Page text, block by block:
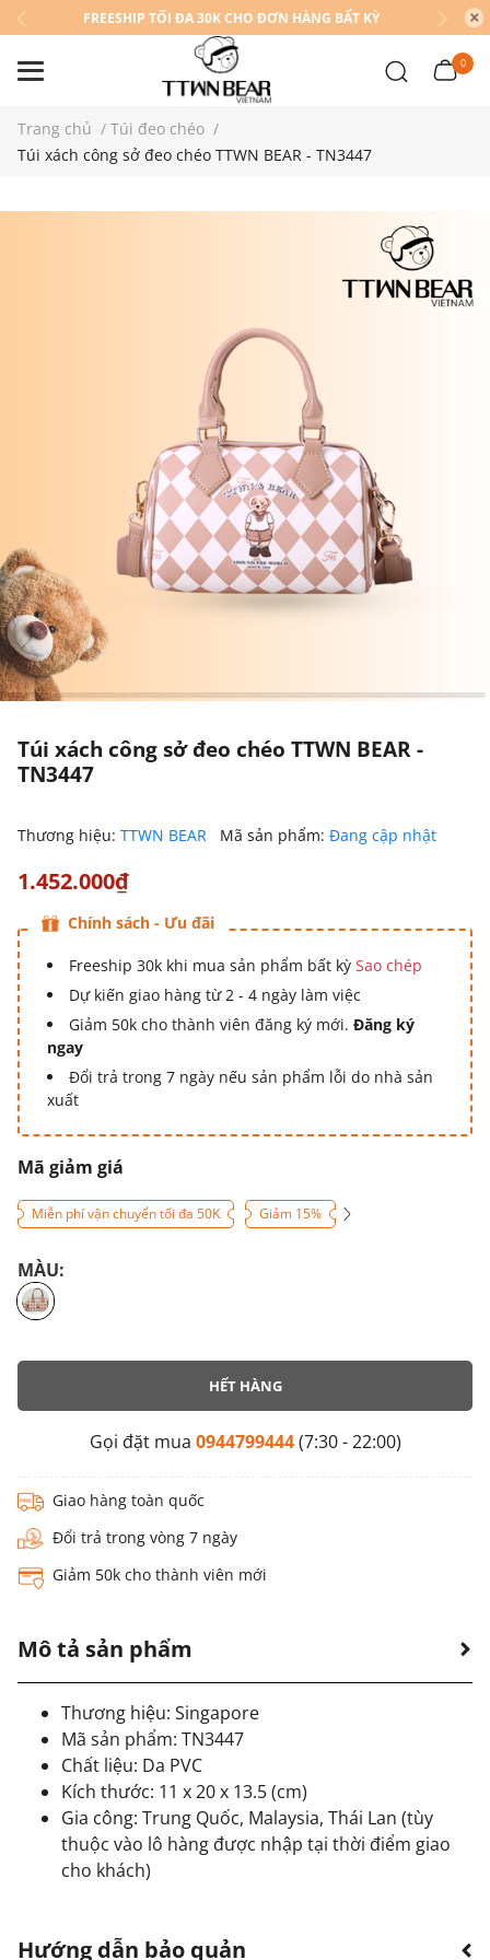
FREESHIP TỐI ĐA 30K CHO ĐƠN HÀNG BẤT KỲ
0
Trang chủ / Túi đeo chéo /
Túi xách công sở đeo chéo TTWN BEAR - TN3447
Túi xách công sở đeo chéo TTWN BEAR -
TN3447
Thương hiệu: TTWN BEAR Mã sản phẩm: Đang cập nhật
1.452.000₫
Chính sách - Ưu đãi
Freeship 30k khi mua sản phẩm bất kỳ Sao chép
Dự kiến giao hàng từ 2 - 4 ngày làm việc
Giảm 50k cho thành viên đăng ký mới. Đăng ký
ngay
Đổi trả trong 7 ngày nếu sản phẩm lỗi do nhà sản
xuất
Mã giảm giá
Miễn phí vận chuyển tối đa 50K Giảm 15%
MÀU:
HẾT HÀNG
Gọi đặt mua 0944799444(7:30 - 22:00)
Giao hàng toàn quốc
Đổi trả trong vòng 7 ngày
Giảm 50k cho thành viên mới
Mô tả sản phẩm
Thương hiệu: Singapore
Mã sản phẩm: TN3447
Chất liệu: Da PVC
Kích thước: 11 x 20 x 13.5 (cm)
Gia công: Trung Quốc, Malaysia, Thái Lan (tùy
thuộc vào lô hàng được nhập tại thời điểm giao
cho khách)
Hướng dẫn bảo quản